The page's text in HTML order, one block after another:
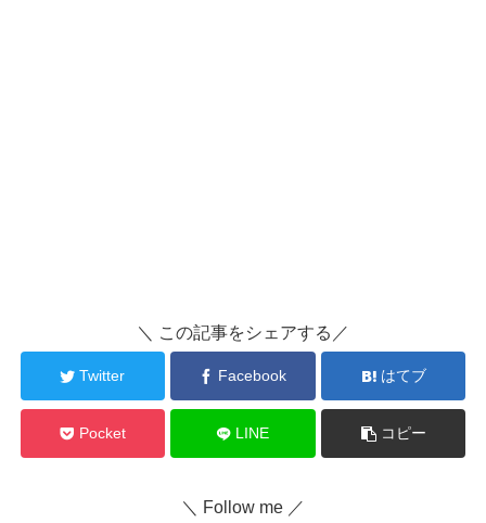
＼ この記事をシェアする／
Twitter Facebook はてブ
Pocket LINE コピー
＼ Follow me ／